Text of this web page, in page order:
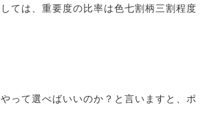
ては、重要度の比率は色七割柄三割程度
って選べばいいのか？と言いますと、ポ